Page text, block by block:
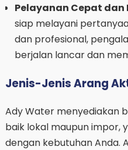
Pelayanan Cepat dan
siap melayani
dan profesional,
berjalan lancar dan
Jenis-Jenis Arang
Ady Water menyediakan
baik lokal maupun impor,
dengan kebutuhan Anda.